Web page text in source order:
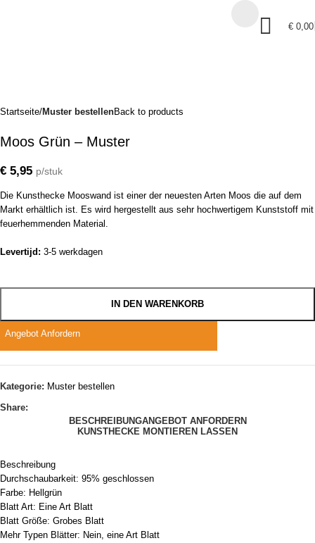
€ 0,00
Startseite Muster bestellenBack to products
Moos Grün – Muster
€ 5,95 p/stuk
Die Kunsthecke Mooswand ist einer der neuesten Arten Moos die auf dem
Markt erhältlich ist. Es wird hergestellt aus sehr hochwertigem Kunststoff mit
feuerhemmenden Material.
Levertijd: 3-5 werkdagen
IN DEN WARENKORB
Angebot Anfordern
Kategorie: Muster bestellen
Share:
BESCHREIBUNGANGEBOT ANFORDERN
KUNSTHECKE MONTIEREN LASSEN
Beschreibung
Durchschaubarkeit: 95% geschlossen
Farbe: Hellgrün
Blatt Art: Eine Art Blatt
Blatt Größe: Grobes Blatt
Mehr Typen Blätter: Nein, eine Art Blatt